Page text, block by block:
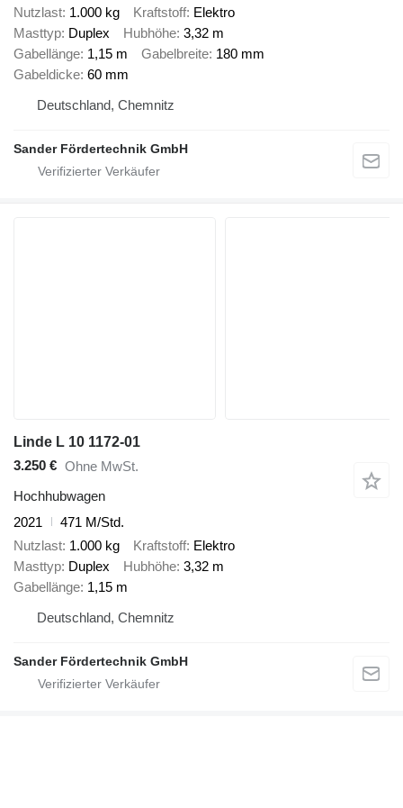
Nutzlast 1.000 kg Kraftstoff Elektro
Masttyp Duplex Hubhöhe 3,32 m
Gabellänge 1,15 m Gabelbreite 180 mm
Gabeldicke 60 mm
Deutschland, Chemnitz
Sander Fördertechnik GmbH
Linde L 10 1172-01
3.250 € Ohne MwSt.
Hochhubwagen
2021
471 M/Std.
Nutzlast 1.000 kg Kraftstoff Elektro
Masttyp Duplex Hubhöhe 3,32 m
Gabellänge 1,15 m
Deutschland, Chemnitz
Sander Fördertechnik GmbH